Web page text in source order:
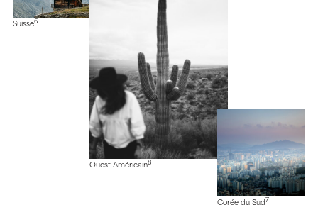
Suisse6
Ouest Américain8
7